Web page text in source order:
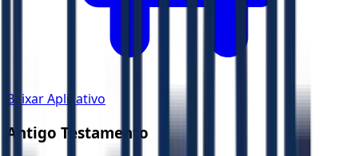
Baixar Aplicativo
Antigo Testamento